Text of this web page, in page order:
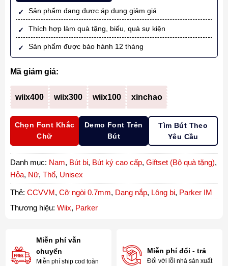
Sản phẩm đang được áp dụng giảm giá
Thích hợp làm quà tặng, biếu, quà sự kiện
Sản phẩm được bảo hành 12 tháng
Mã giảm giá:
wiix400 wiix300 wiix100 xinchao
Chọn Font Khắc
Chữ
Demo Font Trên
Bút
Tìm Bút Theo
Yêu Cầu
Danh mục: Nam, Bút bi, Bút ký cao cấp, Giftset (Bộ quà tặng),
Hỏa, Nữ, Thổ, Unisex
Thẻ: CCVVM, Cỡ ngòi 0.7mm, Dạng nắp, Lông bi, Parker IM
Thương hiệu: Wiix, Parker
Miễn phí vẫn
chuyển
Miễn phí ship cod toàn
Miễn phí đổi - trả
Đối với lỗi nhà sản xuất